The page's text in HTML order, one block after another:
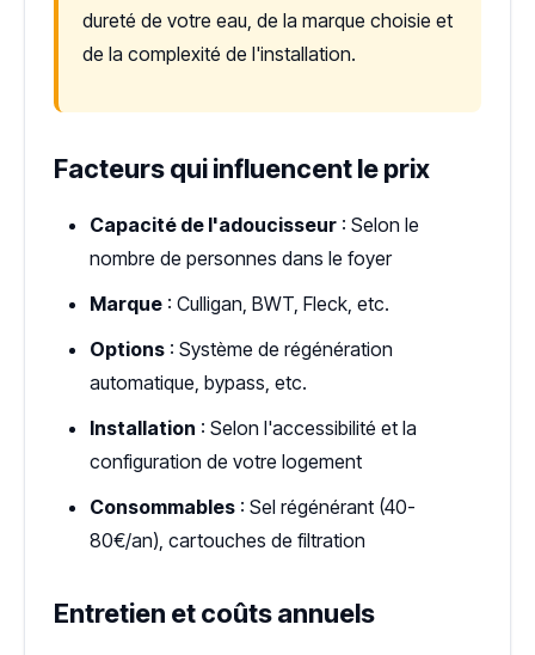
dureté de votre eau, de la marque choisie et
de la complexité de l'installation.
Facteurs qui influencent le prix
Capacité de l'adoucisseur : Selon le
nombre de personnes dans le foyer
Marque : Culligan, BWT, Fleck, etc.
Options : Système de régénération
automatique, bypass, etc.
Installation : Selon l'accessibilité et la
configuration de votre logement
Consommables : Sel régénérant (40-
80€/an), cartouches de filtration
Entretien et coûts annuels